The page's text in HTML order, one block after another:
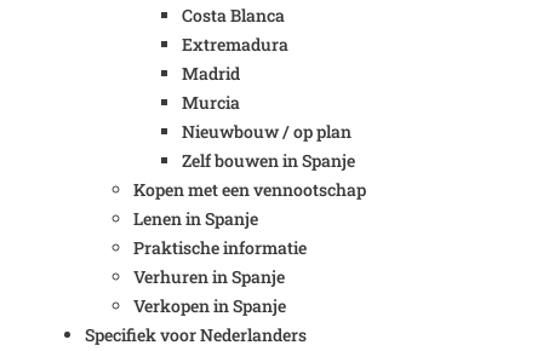
Costa Blanca
Extremadura
Madrid
Murcia
Nieuwbouw / op plan
Zelf bouwen in Spanje
Kopen met een vennootschap
Lenen in Spanje
Praktische informatie
Verhuren in Spanje
Verkopen in Spanje
Specifiek voor Nederlanders